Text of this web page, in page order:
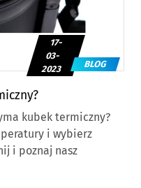
17-
03-
2023
BLOG
kubek termiczny?
i wybierz
i poznaj nasz